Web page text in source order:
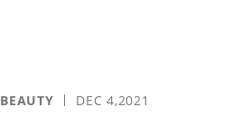
BEAUTY DEC 4,2021